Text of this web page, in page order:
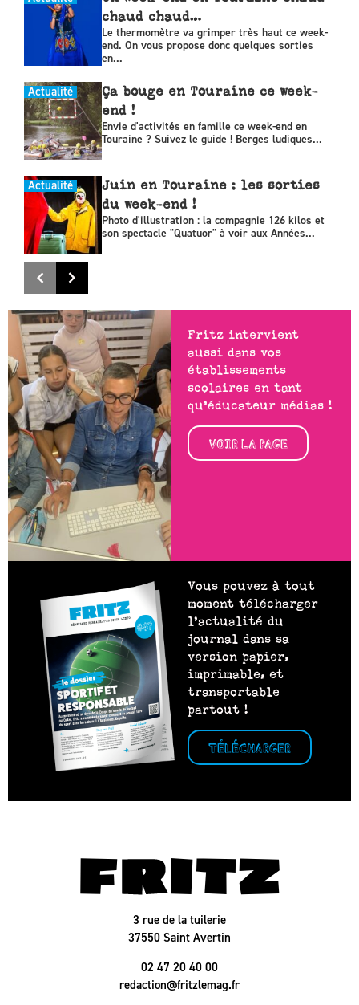
chaud chaud…
Le thermomètre va grimper très haut ce week-
end. On vous propose donc quelques sorties
en...
Actualité
Ça bouge en Touraine ce week-
end !
Envie d'activités en famille ce week-end en
Touraine ? Suivez le guide ! Berges ludiques...
Actualité
Juin en Touraine : les sorties
du week-end !
Photo d'illustration : la compagnie 126 kilos et
son spectacle "Quatuor" à voir aux Années...
Fritz intervient
aussi dans vos
établissements
scolaires en tant
qu’éducateur médias !
VOIR LA PAGE
Vous pouvez à tout
moment télécharger
l’actualité du
journal dans sa
version papier,
imprimable, et
transportable
partout !
TÉLÉCHARGER
3 rue de la tuilerie
37550 Saint Avertin
02 47 20 40 00
redaction@fritzlemag.fr